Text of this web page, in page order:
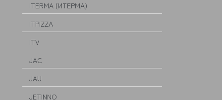
ITERMA (ИТЕРМА)
ITPIZZA
ITV
JAC
JAU
JETINNO